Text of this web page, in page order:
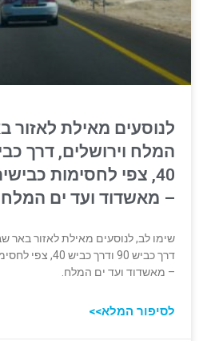
לנוסעים מאילת לאזור
40, צפי לחסימות
– מאשדוד ועד ים
שימו לב, לנוסעים מאילת לאזור באר
דרך כביש 90 ודרך
– מאשדוד ועד ים המלח.
לסיפור המלא>>